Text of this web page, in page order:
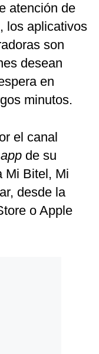
atención de
, los aplicativos
son
desean
en
minutos.
el canal
app de su
Mi Bitel, Mi
desde la
o Apple